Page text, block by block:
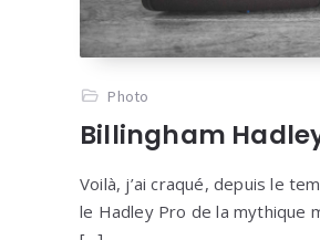
Photo
Billingham
Voilà, j’ai craqué, depuis le
le Hadley Pro de la mythique